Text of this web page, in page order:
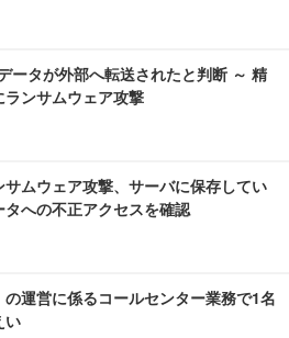
ータが外部へ転送されたと判断 ～ 精
ランサムウェア攻撃
ムウェア攻撃、サーバに保存してい
タへの不正アクセスを確認
の運営に係るコールセンター業務で1名
い